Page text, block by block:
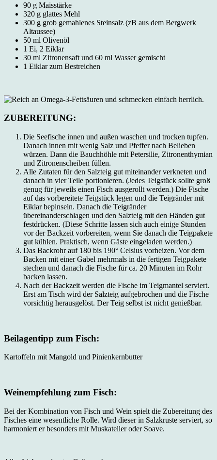
90 g Maisstärke
320 g glattes Mehl
300 g grob gemahlenes Steinsalz (zB aus dem Bergwerk
Altaussee)
50 ml Olivenöl
1 Ei, 2 Eiklar
30 ml Zitronensaft und 60 ml Wasser gemischt
1 Eiklar zum Bestreichen
ZUBEREITUNG:
Die Seefische innen und außen waschen und trocken tupfen.
Danach innen mit wenig Salz und Pfeffer nach Belieben
würzen. Dann die Bauchhöhle mit Petersilie, Zitronenthymian
und Zitronenscheiben füllen.
Alle Zutaten für den Salzteig gut miteinander verkneten und
danach in vier Teile portionieren. (Jedes Teigstück sollte groß
genug für jeweils einen Fisch ausgerollt werden.) Die Fische
auf das vorbereitete Teigstück legen und die Teigränder mit
Eiklar bepinseln. Danach die Teigränder
übereinanderschlagen und den Salzteig mit den Händen gut
festdrücken. (Diese Schritte lassen sich auch einige Stunden
vor der Backzeit vorbereiten, wenn Sie danach die Teigpakete
gut kühlen. Praktisch, wenn Gäste eingeladen werden.)
Das Backrohr auf 180 bis 190° Celsius vorheizen. Vor dem
Backen mit einer Gabel mehrmals in die fertigen Teigpakete
stechen und danach die Fische für ca. 20 Minuten im Rohr
backen lassen.
Nach der Backzeit werden die Fische im Teigmantel serviert.
Erst am Tisch wird der Salzteig aufgebrochen und die Fische
vorsichtig herausgelöst. Der Teig selbst ist nicht genießbar.
Beilagentipp zum Fisch:
Kartoffeln mit Mangold und Pinienkernbutter
Weinempfehlung zum Fisch:
Bei der Kombination von Fisch und Wein spielt die Zubereitung des
Fisches eine wesentliche Rolle. Wird dieser in Salzkruste serviert, so
harmoniert er besonders mit Muskateller oder Soave.